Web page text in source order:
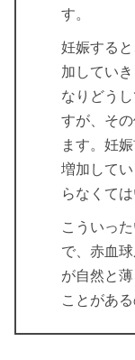
す。
妊娠する
加してい
なりどう
すが、そ
ます。妊
増加して
らなくては
こういっ
で、赤血
が自然と
ことがある